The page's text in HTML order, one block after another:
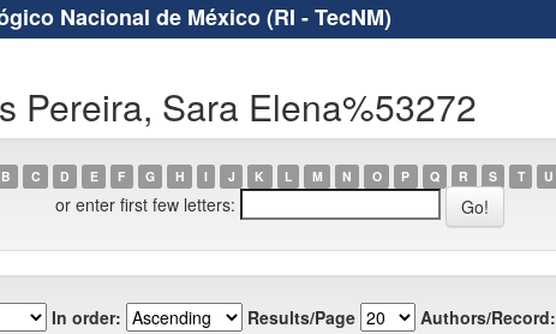
Nacional de México (RI - TecNM)
Pereira, Sara Elena%53272
B C D E F G H I J K L M N O P Q R S T U
or enter first few letters:
In order: Results/Page Authors/Record: